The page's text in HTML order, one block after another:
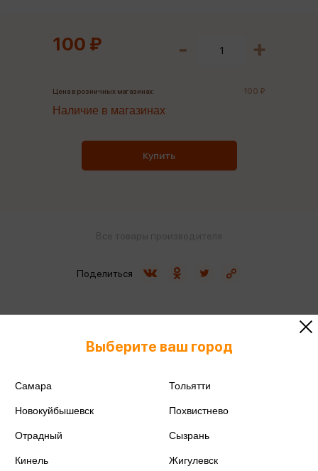
Мульти-пульти
100 ₽
Цена в розничных магазинах: 100 ₽
Наличие в магазинах
Купить
Поделиться
Выберите ваш город
Самара Тольятти
Новокуйбышевск Похвистнево
Отрадный Сызрань
Кинель Жигулевск